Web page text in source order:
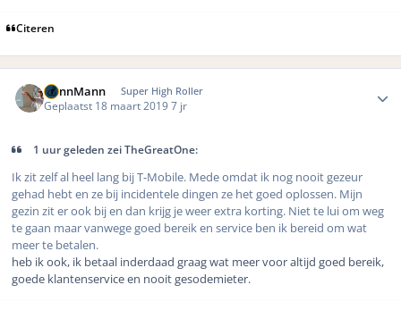
Citeren
DennMann Super High Roller
Geplaatst 18 maart 20197 jr
1 uur geleden zei TheGreatOne:
Ik zit zelf al heel lang bij T-Mobile. Mede omdat ik nog nooit gezeur
gehad hebt en ze bij incidentele dingen ze het goed oplossen. Mijn
gezin zit er ook bij en dan krijg je weer extra korting. Niet te lui om weg
te gaan maar vanwege goed bereik en service ben ik bereid om wat
meer te betalen.
heb ik ook, ik betaal inderdaad graag wat meer voor altijd goed bereik,
goede klantenservice en nooit gesodemieter.